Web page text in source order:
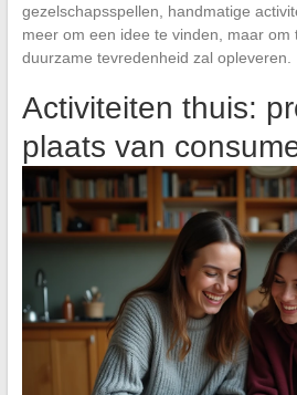
gezelschapsspellen, handmatige
meer om een idee te vinden, maar om
duurzame tevredenheid zal opleveren.
Activiteiten thuis:
plaats van